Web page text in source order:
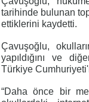
tarihinde bulunan
ettiklerini kaydetti.
Çavuşoğlu,
yapıldığını ve
Türkiye
“Daha önce bir